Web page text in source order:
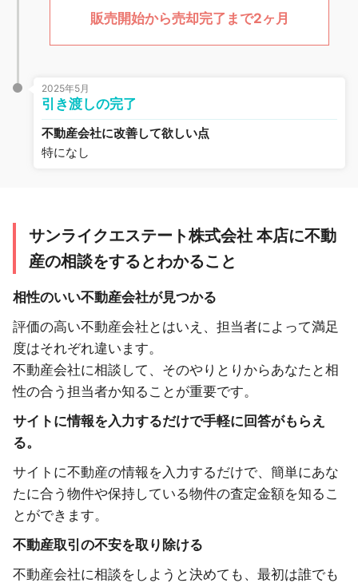
販売開始から売却完了まで2ヶ月
2025年5月
引き渡しの完了
不動産会社に改善して欲しい点
特になし
サンライクエステート株式会社 本店に不動
産の相談をするとわかること
相性のいい不動産会社が見つかる
評価の高い不動産会社とはいえ、担当者によって満足
度はそれぞれ違います。
不動産会社に相談して、そのやりとりからあなたと相
性の合う担当者か知ることが重要です。
サイトに情報を入力するだけで手軽に回答がもらえ
る。
サイトに不動産の情報を入力するだけで、簡単にあな
たに合う物件や保持している物件の査定金額を知るこ
とができます。
不動産取引の不安を取り除ける
不動産会社に相談をしようと決めても、最初は誰でも